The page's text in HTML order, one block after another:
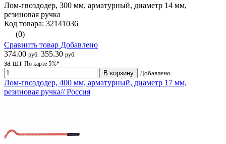
Лом-гвоздодер, 300 мм, арматурный, диаметр 14 мм,
резиновая ручка
Код товара: 32141036
(0)
Сравнить товар Добавлено
374.00 руб. 355.30 руб.
за шт По карте 5%*
В корзину Добавлено
Лом-гвоздодер, 400 мм, арматурный, диаметр 17 мм,
резиновая ручка// Россия